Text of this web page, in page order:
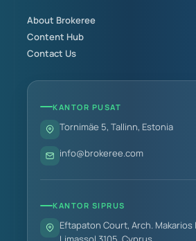
About Brokeree
Content Hub
Contact Us
KANTOR PUSAT
Tornimäe 5, Tallinn, Estonia
info@brokeree.com
KANTOR SIPRUS
Eftapaton Court, Arch. Makarios